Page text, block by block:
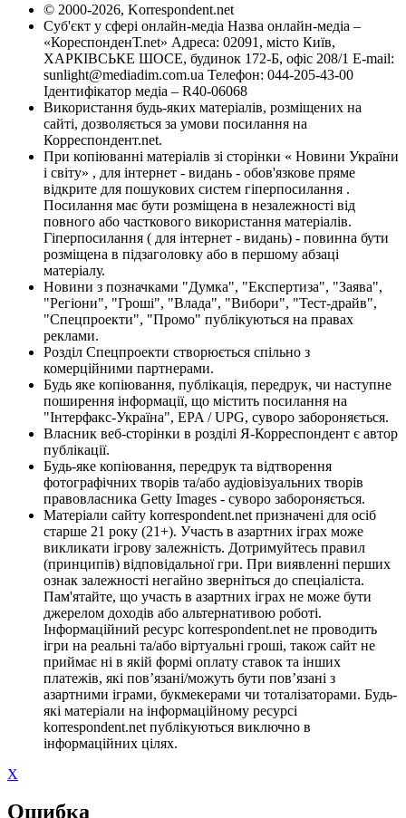
© 2000-2026, Korrespondent.net
Суб'єкт у сфері онлайн-медіа Назва онлайн-медіа –
«КореспонденТ.net» Адреса: 02091, місто Київ,
ХАРКІВСЬКЕ ШОСЕ, будинок 172-Б, офіс 208/1 E-mail:
sunlight@mediadim.com.ua Телефон: 044-205-43-00
Ідентифікатор медіа – R40-06068
Використання будь-яких матеріалів, розміщених на
сайті, дозволяється за умови посилання на
Корреспондент.net.
При копіюванні матеріалів зі сторінки « Новини України
і світу» , для інтернет - видань - обов'язкове пряме
відкрите для пошукових систем гіперпосилання .
Посилання має бути розміщена в незалежності від
повного або часткового використання матеріалів.
Гіперпосилання ( для інтернет - видань) - повинна бути
розміщена в підзаголовку або в першому абзаці
матеріалу.
Новини з позначками "Думка", "Експертиза", "Заява",
"Регіони", "Гроші", "Влада", "Вибори", "Тест-драйв",
"Спецпроекти", "Промо" публікуються на правах
реклами.
Розділ Спецпроекти створюється спільно з
комерційними партнерами.
Будь яке копіювання, публікація, передрук, чи наступне
поширення інформації, що містить посилання на
"Інтерфакс-Україна", EPA / UPG, суворо забороняється.
Власник веб-сторінки в розділі Я-Корреспондент є автор
публікації.
Будь-яке копіювання, передрук та відтворення
фотографічних творів та/або аудіовізуальних творів
правовласника Getty Images - суворо забороняється.
Матеріали сайту korrespondent.net призначені для осіб
старше 21 року (21+). Участь в азартних іграх може
викликати ігрову залежність. Дотримуйтесь правил
(принципів) відповідальної гри. При виявленні перших
ознак залежності негайно зверніться до спеціаліста.
Пам'ятайте, що участь в азартних іграх не може бути
джерелом доходів або альтернативою роботі.
Інформаційний ресурс korrespondent.net не проводить
ігри на реальні та/або віртуальні гроші, також сайт не
приймає ні в якій формі оплату ставок та інших
платежів, які пов’язані/можуть бути пов’язані з
азартними іграми, букмекерами чи тоталізаторами. Будь-
які матеріали на інформаційному ресурсі
korrespondent.net публікуються виключно в
інформаційних цілях.
X
Ошибка